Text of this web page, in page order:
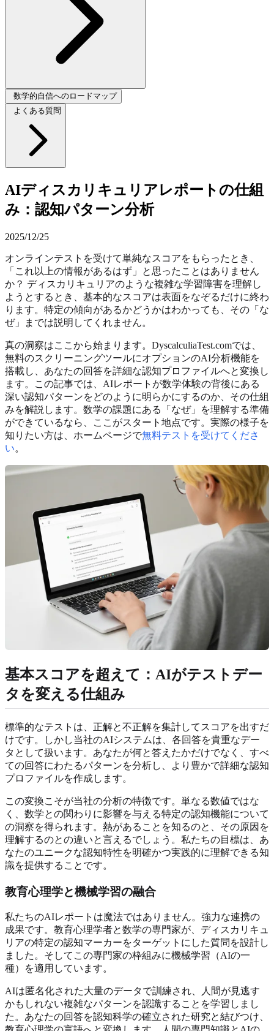
数学的自信へのロードマップ
よくある質問
AIディスカリキュリアレポートの仕組
み：認知パターン分析
2025/12/25
オンラインテストを受けて単純なスコアをもらったとき、
「これ以上の情報があるはず」と思ったことはありません
か？ ディスカリキュリアのような複雑な学習障害を理解し
ようとするとき、基本的なスコアは表面をなぞるだけに終わ
ります。特定の傾向があるかどうかはわかっても、その「な
ぜ」までは説明してくれません。
真の洞察はここから始まります。DyscalculiaTest.comでは、
無料のスクリーニングツールにオプションのAI分析機能を
搭載し、あなたの回答を詳細な認知プロファイルへと変換し
ます。この記事では、AIレポートが数学体験の背後にある
深い認知パターンをどのように明らかにするのか、その仕組
みを解説します。数学の課題にある「なぜ」を理解する準備
ができているなら、ここがスタート地点です。実際の様子を
知りたい方は、ホームページで無料テストを受けてくださ
い。
基本スコアを超えて：AIがテストデー
タを変える仕組み
標準的なテストは、正解と不正解を集計してスコアを出すだ
けです。しかし当社のAIシステムは、各回答を貴重なデー
タとして扱います。あなたが何と答えたかだけでなく、すべ
ての回答にわたるパターンを分析し、より豊かで詳細な認知
プロファイルを作成します。
この変換こそが当社の分析の特徴です。単なる数値ではな
く、数学との関わりに影響を与える特定の認知機能について
の洞察を得られます。熱があることを知るのと、その原因を
理解するのとの違いと言えるでしょう。私たちの目標は、あ
なたのユニークな認知特性を明確かつ実践的に理解できる知
識を提供することです。
教育心理学と機械学習の融合
私たちのAIレポートは魔法ではありません。強力な連携の
成果です。教育心理学者と数学の専門家が、ディスカリキュ
リアの特定の認知マーカーをターゲットにした質問を設計し
ました。そしてこの専門家の枠組みに機械学習（AIの一
種）を適用しています。
AIは匿名化された大量のデータで訓練され、人間が見逃す
かもしれない複雑なパターンを認識することを学習しまし
た。あなたの回答を認知科学の確立された研究と結びつけ、